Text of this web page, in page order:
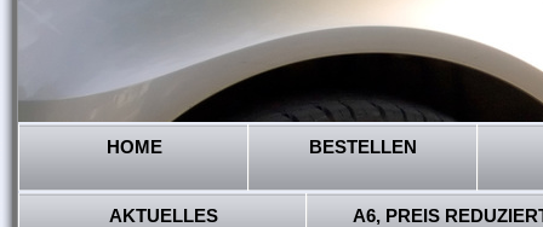
HOME BESTELLEN
AKTUELLES A6, PREIS